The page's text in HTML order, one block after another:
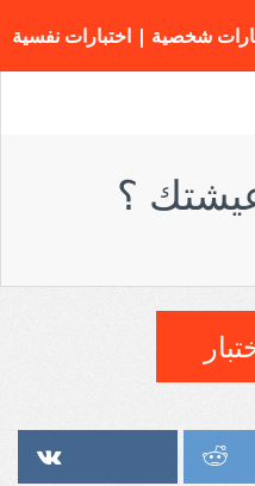
شخصية | اختبارات نفسية
؟